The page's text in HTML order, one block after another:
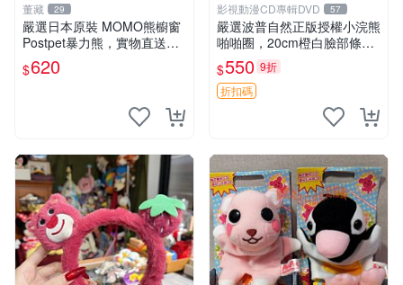
董藏 29
嚴選日本原裝 MOMO熊櫥窗
Postpet暴力熊，實物直送新
臺灣。MOMO熊 暴力熊 熊貓
櫥窗
$620
影視動漫CD專輯DVD 57
嚴選波普自然正版授權小浣熊
啪啪圈，20cm橙白臉部條紋
清晰，毛絨超萌贈品推薦。
小浣熊 波普 圈環
$550 9折
折扣碼